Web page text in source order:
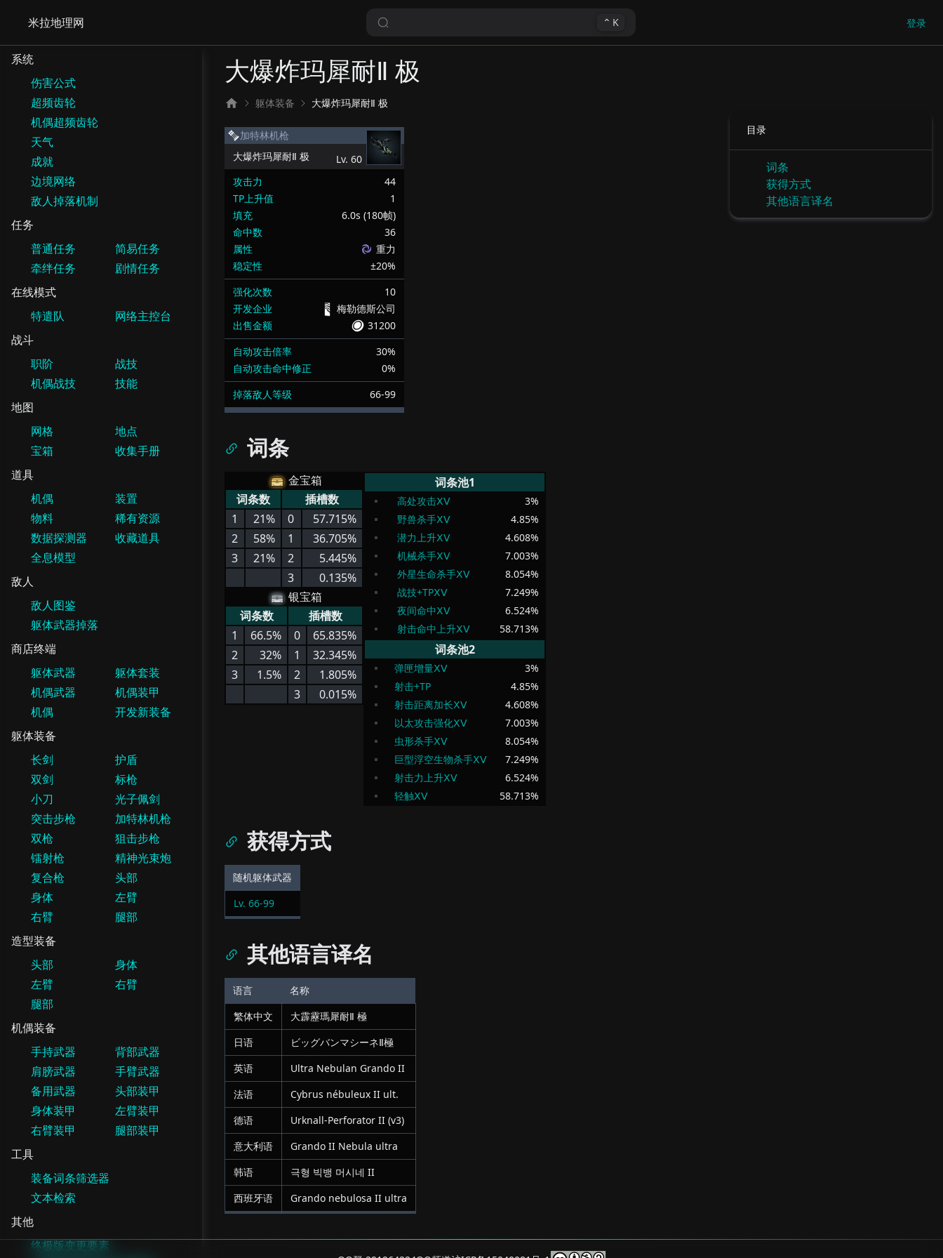
米拉地理网 ⌃ K 登录
系统
伤害公式
超频齿轮
机偶超频齿轮
天气
成就
边境网络
敌人掉落机制
任务
普通任务
简易任务
牵绊任务
剧情任务
在线模式
特遣队
网络主控台
战斗
职阶
战技
机偶战技
技能
地图
网格
地点
宝箱
收集手册
道具
机偶
装置
物料
稀有资源
数据探测器
收藏道具
全息模型
敌人
敌人图鉴
躯体武器掉落
商店终端
躯体武器
躯体套装
机偶武器
机偶装甲
机偶
开发新装备
躯体装备
长剑
护盾
双剑
标枪
小刀
光子佩剑
突击步枪
加特林机枪
双枪
狙击步枪
镭射枪
精神光束炮
复合枪
头部
身体
左臂
右臂
腿部
造型装备
头部
身体
左臂
右臂
腿部
机偶装备
手持武器
背部武器
肩膀武器
手臂武器
备用武器
头部装甲
身体装甲
左臂装甲
右臂装甲
腿部装甲
工具
装备词条筛选器
文本检索
其他
终极版变更要素
大爆炸玛犀耐Ⅱ 极
躯体装备
大爆炸玛犀耐Ⅱ 极
目录
词条
获得方式
其他语言译名
加特林机枪
大爆炸玛犀耐Ⅱ 极
Lv. 60
攻击力
44
TP上升值
1
填充
6.0s (180帧)
命中数
36
属性
重力
稳定性
±20%
强化次数
10
开发企业
梅勒德斯公司
出售金额
31200
自动攻击倍率
30%
自动攻击命中修正
0%
掉落敌人等级
66-99
词条
金宝箱
词条数
插槽数
1
21% 0
57.715%
2
58% 1
36.705%
3
21% 2
5.445%
3
0.135%
银宝箱
词条数
插槽数
1
66.5% 0
65.835%
2
32% 1
32.345%
3
1.5% 2
1.805%
3
0.015%
词条池1
高处攻击ⅩⅤ 3%
野兽杀手ⅩⅤ
4.85%
潜力上升ⅩⅤ
4.608%
机械杀手ⅩⅤ
7.003%
外星生命杀手ⅩⅤ
8.054%
战技+TPⅩⅤ
7.249%
夜间命中ⅩⅤ
6.524%
射击命中上升ⅩⅤ
58.713%
词条池2
弹匣增量ⅩⅤ 3%
射击+TP
4.85%
射击距离加长ⅩⅤ
4.608%
以太攻击强化ⅩⅤ
7.003%
虫形杀手ⅩⅤ
8.054%
巨型浮空生物杀手ⅩⅤ
7.249%
射击力上升ⅩⅤ
6.524%
轻触ⅩⅤ
58.713%
获得方式
随机躯体武器
Lv. 66-99
其他语言译名
语言
名称
繁体中文
大霹靂瑪犀耐Ⅱ 極
日语
ビッグバンマシーネⅡ極
英语
Ultra Nebulan Grando II
法语
Cybrus nébuleux II ult.
德语
Urknall-Perforator II (v3)
意大利语
Grando II Nebula ultra
韩语
극형 빅뱅 머시네 II
西班牙语
Grando nebulosa II ultra